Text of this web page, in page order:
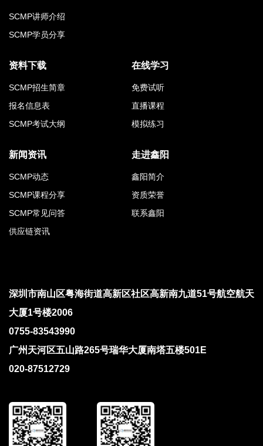
SCMP讲师介绍
SCMP学员分享
资料下载
SCMP招生简章
报名信息表
SCMP考试大纲
在线学习
免费试听
直播课程
模拟练习
新闻资讯
SCMP动态
SCMP课程分享
SCMP常见问答
供应链资讯
走进鑫阳
鑫阳简介
资质荣誉
联系鑫阳
深圳市南山区粤海街道高新区社区高新南九道51号航空航天
大厦1号楼2006
0755-83543990
广州天河区五山路265号瑞华大厦南塔五楼501E
020-87512729